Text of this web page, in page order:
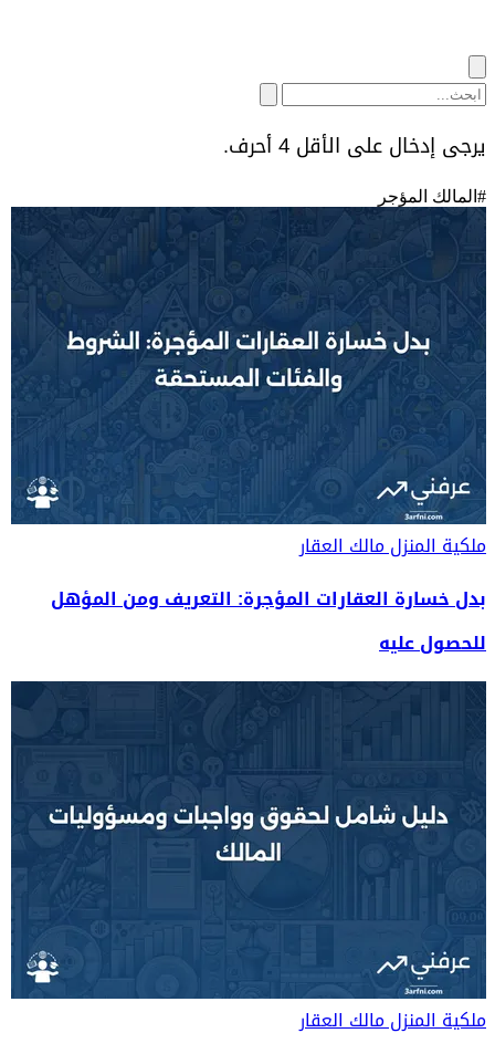
يرجى إدخال على الأقل 4 أحرف.
# المالك المؤجر
ملكية المنزلمالك العقار
بدل خسارة العقارات المؤجرة: التعريف ومن المؤهل
للحصول عليه
ملكية المنزلمالك العقار